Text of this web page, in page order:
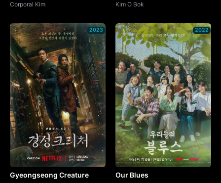
Corporal Kim Kim O Bok
2023
Gyeongseong Creature
2022
Our Blues